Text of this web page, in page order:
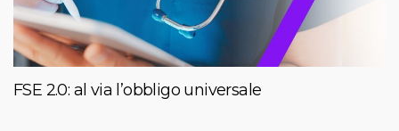
FSE 2.0: al via l’obbligo universale